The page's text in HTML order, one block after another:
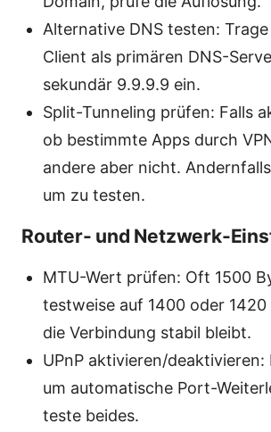
Alternative DNS testen:
Client als primären DNS-Server
sekundär 9.9.9.9 ein.
Split-Tunneling prüfen: Falls
ob bestimmte Apps durch
andere aber nicht.
um zu testen.
Router- und Netzwerk-
MTU-Wert prüfen: Oft 1500
testweise auf 1400 oder
die Verbindung stabil bleibt.
UPnP aktivieren/deaktivieren:
um automatische Port-
teste beides.